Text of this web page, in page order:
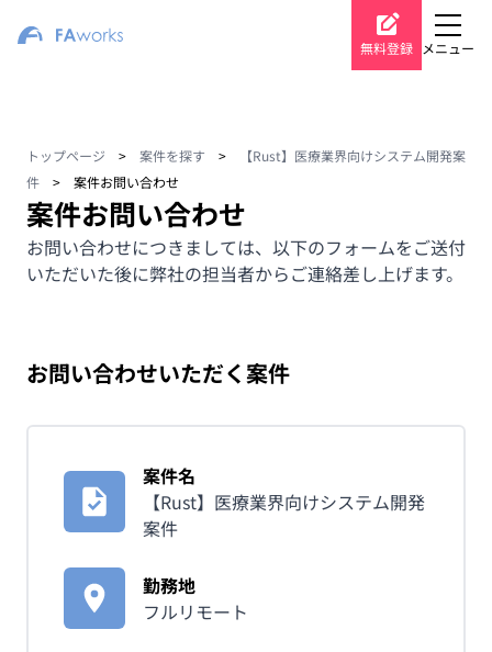
無料登録 メニュー
トップページ > 案件を探す >
【Rust】医療業界向けシステム開発案
件
> 案件お問い合わせ
案件お問い合わせ
お問い合わせにつきましては、以下のフォームをご送付
いただいた後に弊社の担当者からご連絡差し上げます。
お問い合わせいただく案件
案件名
【Rust】医療業界向けシステム開発
案件
勤務地
フルリモート